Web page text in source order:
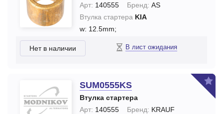
Арт: 140555 Бренд: AS
Втулка стартера KIA
w: 12.5mm;
Нет в наличии В лист ожидания
SUM0555KS
Втулка стартера
Арт: 140555 Бренд: KRAUF